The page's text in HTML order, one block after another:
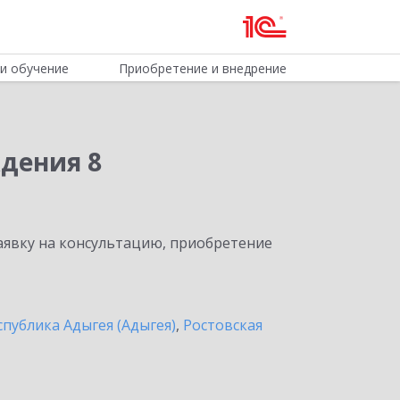
обучение Приобретение и внедрение
8
на консультацию, приобретение
Адыгея (Адыгея), Ростовская